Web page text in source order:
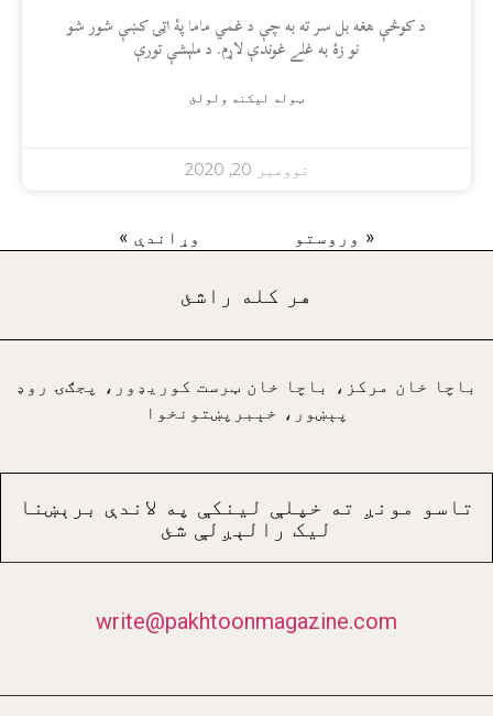
د کوڅې هغه بل سر ته به چې د غمي ماما پۀ اټۍ کښې شور شو
نو زۀ به غلے غوندې لاړم. د ملېشې تورې
ټوله ليکنه ولولئ
نوومبر 20, 2020
« وروستو وړاندې »
هر کله راشئ
باچا خان مرکز، باچا خان ټرست کوريډور، پجګۍ روډ
پېښور، خېبرپښتونخوا
تاسو مونږ ته خپلې لينکې په لاندې برېښنا
ليک رالېږلې شئ
write@pakhtoonmagazine.com